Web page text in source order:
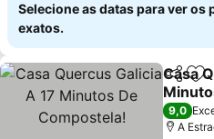
Selecione as datas para ver os
exatos.
Casa
Ver
9,0
A